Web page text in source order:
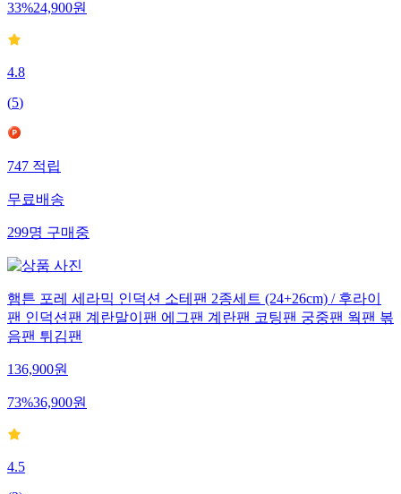
33%24,900원
4.8
(5)
747적립
무료배송
299명구매중
햄튼 포레 세라믹 인덕션 소테팬 2종세트 (24+26cm) / 후라이
팬 인덕션팬 계란말이팬 에그팬 계란팬 코팅팬 궁중팬 웍팬 볶
음팬 튀김팬
136,900원
73%36,900원
4.5